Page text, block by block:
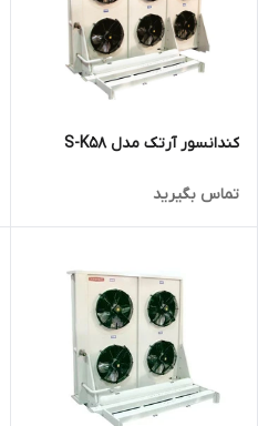
کندانسور آرتک مدل S-K58
تماس بگیرید